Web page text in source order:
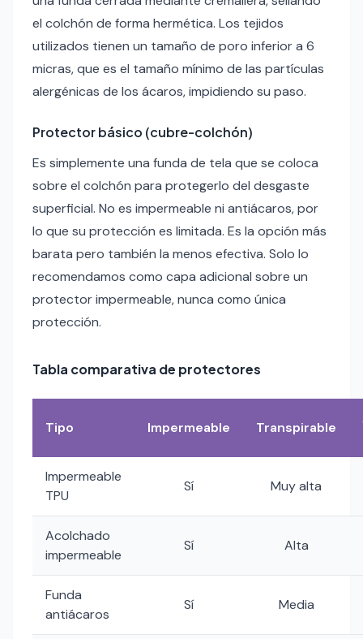
el colchón de forma hermética. Los tejidos
utilizados tienen un tamaño de poro inferior a 6
micras, que es el tamaño mínimo de las partículas
alergénicas de los ácaros, impidiendo su paso.
Protector básico (cubre-colchón)
Es simplemente una funda de tela que se coloca
sobre el colchón para protegerlo del desgaste
superficial. No es impermeable ni antiácaros, por
lo que su protección es limitada. Es la opción más
barata pero también la menos efectiva. Solo lo
recomendamos como capa adicional sobre un
protector impermeable, nunca como única
protección.
Tabla comparativa de protectores
Tipo Impermeable Transpirable
Impermeable
TPU
Sí Muy alta
Acolchado
impermeable
Sí Alta
Funda
antiácaros
Sí Media